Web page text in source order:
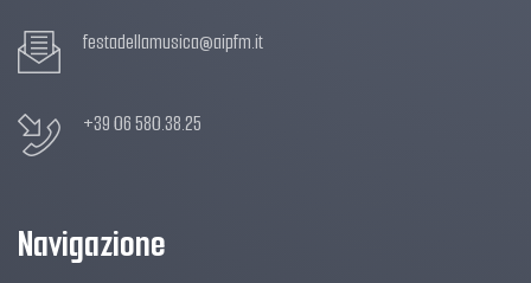
festadellamusica@aipfm.it
+39 06 580.38.25
Navigazione